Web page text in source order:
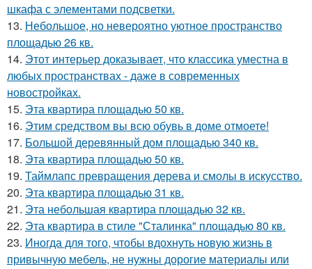
шкафа с элементами подсветки.
13. Небольшое, но невероятно уютное пространство
площадью 26 кв.
14. Этот интерьер доказывает, что классика уместна в
любых пространствах - даже в современных
новостройках.
15. Эта квартира площадью 50 кв.
16. Этим средством вы всю обувь в доме отмоете!
17. Большой деревянный дом площадью 340 кв.
18. Эта квартира площадью 50 кв.
19. Таймлапс превращения дерева и смолы в искусство.
20. Эта квартира площадью 31 кв.
21. Эта небольшая квартира площадью 32 кв.
22. Эта квартира в стиле "Сталинка" площадью 80 кв.
23. Иногда для того, чтобы вдохнуть новую жизнь в
привычную мебель, не нужны дорогие материалы или